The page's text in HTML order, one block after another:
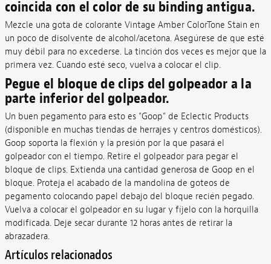
coincida con el color de su binding antigua.
Mezcle una gota de colorante Vintage Amber ColorTone Stain en
un poco de disolvente de alcohol/acetona. Asegúrese de que esté
muy débil para no excederse. La tinción dos veces es mejor que la
primera vez. Cuando esté seco, vuelva a colocar el clip.
Pegue el bloque de clips del golpeador a la
parte inferior del golpeador.
Un buen pegamento para esto es "Goop" de Eclectic Products
(disponible en muchas tiendas de herrajes y centros domésticos).
Goop soporta la flexión y la presión por la que pasará el
golpeador con el tiempo. Retire el golpeador para pegar el
bloque de clips. Extienda una cantidad generosa de Goop en el
bloque. Proteja el acabado de la mandolina de goteos de
pegamento colocando papel debajo del bloque recién pegado.
Vuelva a colocar el golpeador en su lugar y fíjelo con la horquilla
modificada. Deje secar durante 12 horas antes de retirar la
abrazadera.
Artículos relacionados